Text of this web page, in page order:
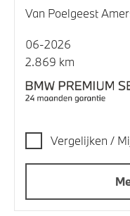
Van Poelgeest
06-2026
2.869 km
Vergelijken /